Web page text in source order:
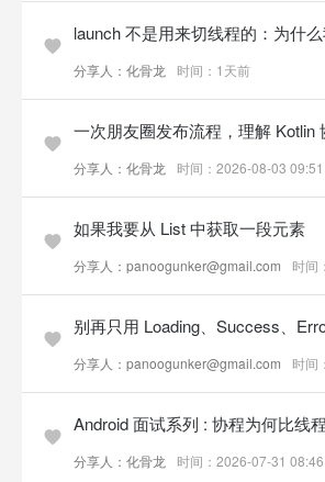
launch 不是用来切线程的：为什
分享人：化骨龙 时间：1天前
一次朋友圈发布流程，理解
分享人：化骨龙 时间：2026-08-03 09:51
如果我要从 List 中获取一段元素
分享人：panoogunker@gmail.com 时间
别再只用 Loading、Success、
分享人：panoogunker@gmail.com 时间
Android 面试系列 : 协程为何比线
分享人：化骨龙 时间：2026-07-31 08:46